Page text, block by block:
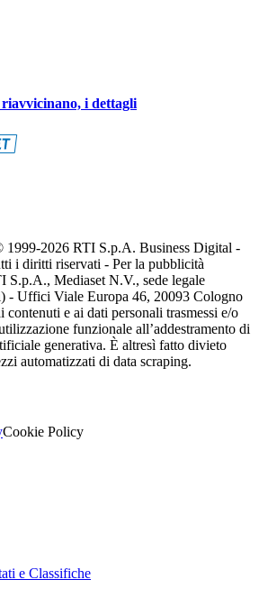
i dettagli
1999-2026 RTI S.p.A. Business Digital -
i diritti riservati - Per la pubblicità
S.p.A., Mediaset N.V., sede legale
- Uffici Viale Europa 46, 20093 Cologno
contenuti e ai dati personali trasmessi e/o
funzionale all’addestramento di
generativa. È altresì fatto divieto
automatizzati di data scraping.
Cookie Policy
e Classifiche